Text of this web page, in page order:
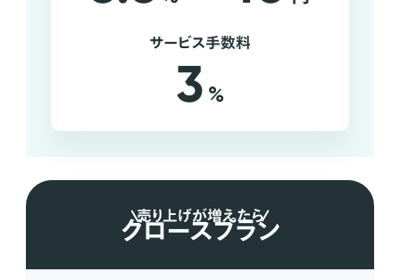
サービス手数料
3 %
売り上げが増えたら
グロースプラン